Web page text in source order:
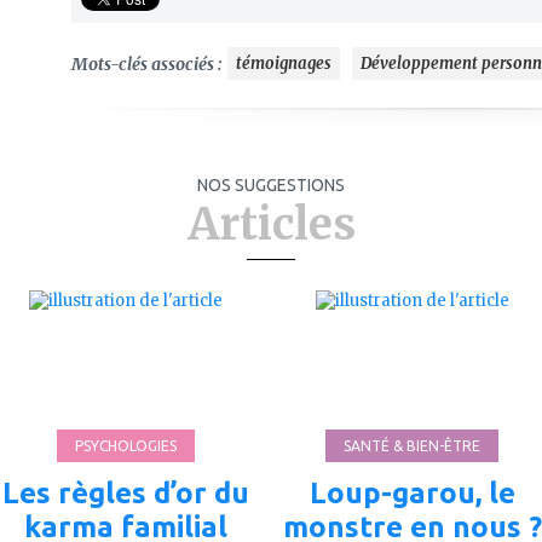
Mots-clés associés : témoignages Développement
NOS SUGGESTIONS
Articles
PSYCHOLOGIES
Les règles d’or du
karma familial
SANTÉ & BIEN-ÊTRE
Loup-garou, le
monstre en nous ?